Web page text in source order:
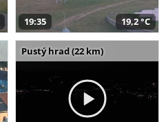
19:35 19,2 °C
Pustý hrad (22 km)